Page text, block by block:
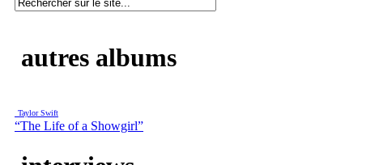
autres albums
Taylor Swift
“The Life of a Showgirl”